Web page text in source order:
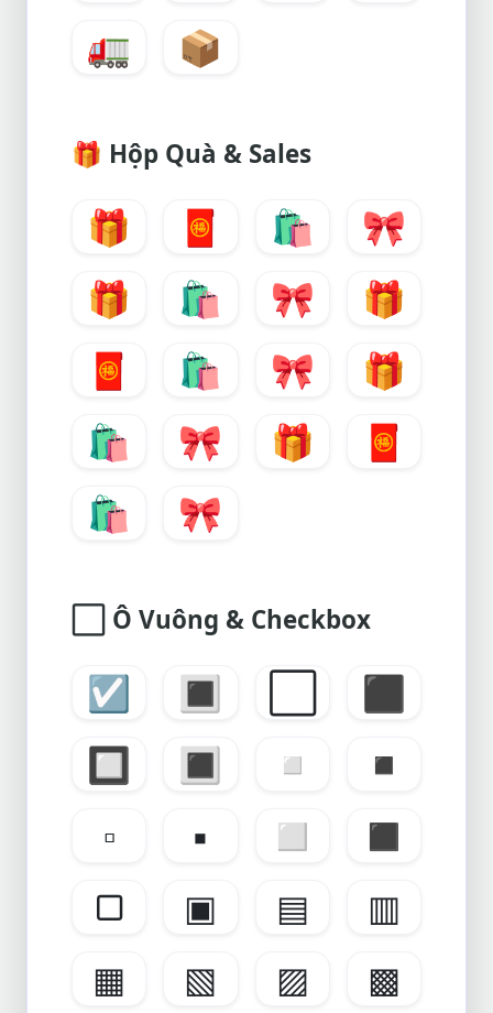
🚛
📦
🎁 Hộp Quà & Sales
🎁 🧧 🛍️
🎀
🎁
🛍️ 🎀
🎁
🧧
🛍️ 🎀
🎁
🛍️
🎀 🎁
🧧
🛍️
🎀
Ô Vuông & Checkbox
☑️ 🔳
⬛
🔲
🔳 ◽
◾
▫
▪ ◻
◼
▢
▣ ▤
▥
▦
▧ ▨
▩